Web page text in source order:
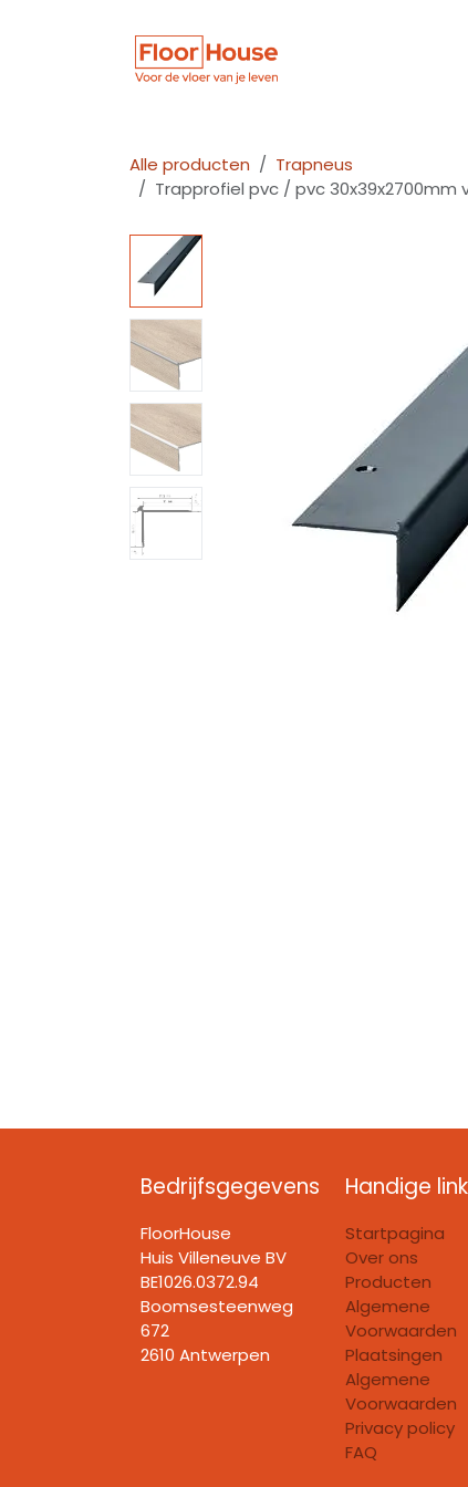
Alle producten
Trapneus
Trapprofiel pvc / pvc
Handige
Startpagina
Over ons
Producten
Algemene
Voorwaarden
Plaatsingen
Algemene
Voorwaarden
Privacy policy
FAQ
Bedrijfsgegevens
FloorHouse
Huis Villeneuve BV​
BE1026.0372.94
Boomsesteenweg
672
2610 Antwerpen